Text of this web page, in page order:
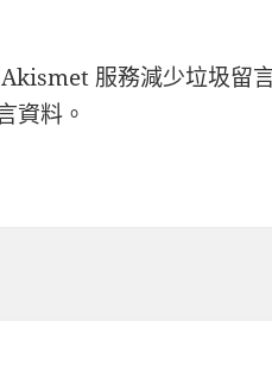
服務減少垃圾留
資料 。